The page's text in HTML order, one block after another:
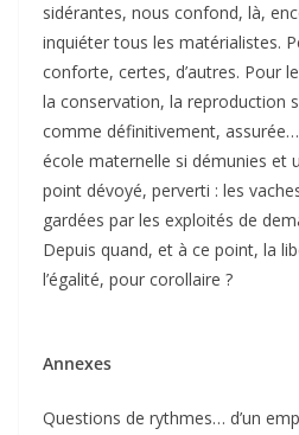
sidérantes, nous confond, là,
inquiéter tous les matérialistes.
conforte, certes, d’autres. Pour
la conservation, la reproduction
comme définitivement,
école maternelle si démunies et
point dévoyé, perverti : les
gardées par les exploités de
Depuis quand, et à ce point, la
l’égalité, pour corollaire ?
Annexes
Questions de rythmes… d’un